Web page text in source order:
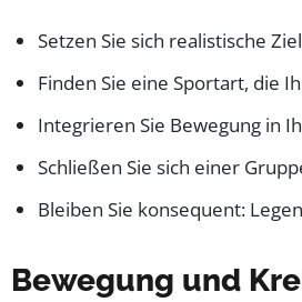
Setzen Sie sich realistische
Finden Sie eine Sportart, die
Integrieren Sie Bewegung in
Schließen Sie sich einer
Bleiben Sie konsequent:
Bewegung und